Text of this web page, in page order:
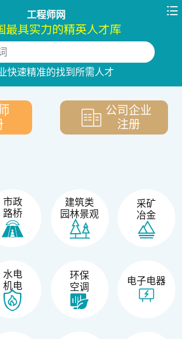
工程师网 
最具实力的精英人才库
快速精准的找到所需人才
下拉刷新
公司企业
注册
市政
路桥
建筑类
园林景观
采矿
冶金
水电
机电
环保
空调
电子电器